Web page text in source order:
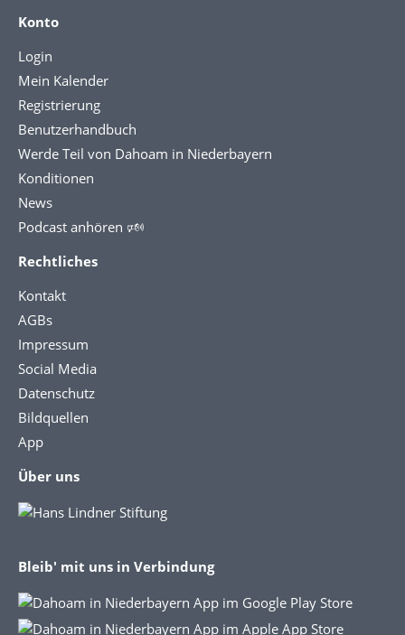
Konto
Login
Mein Kalender
Registrierung
Benutzerhandbuch
Werde Teil von Dahoam in Niederbayern
Konditionen
News
Podcast anhören 🕬
Rechtliches
Kontakt
AGBs
Impressum
Social Media
Datenschutz
Bildquellen
App
Über uns
Bleib' mit uns in Verbindung